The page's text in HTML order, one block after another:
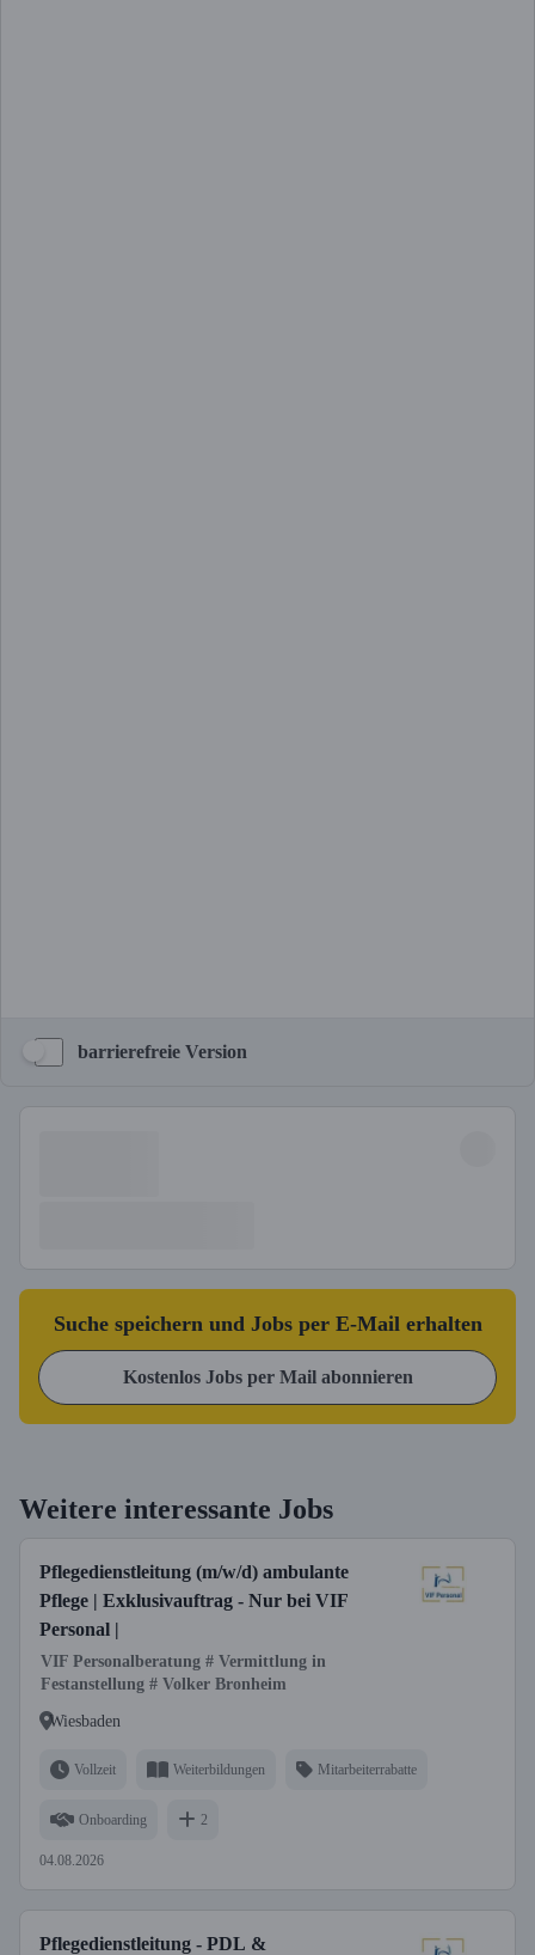
barrierefreie Version
Suche speichern und Jobs per E-Mail erhalten
Kostenlos Jobs per Mail abonnieren
Weitere interessante Jobs
Pflegedienstleitung (m/w/d) ambulante
Pflege | Exklusivauftrag - Nur bei VIF
Personal |
VIF Personalberatung # Vermittlung in
Festanstellung # Volker Bronheim
Wiesbaden
Vollzeit Weiterbildungen Mitarbeiterrabatte
Onboarding 2
04.08.2026
Pflegedienstleitung - PDL &